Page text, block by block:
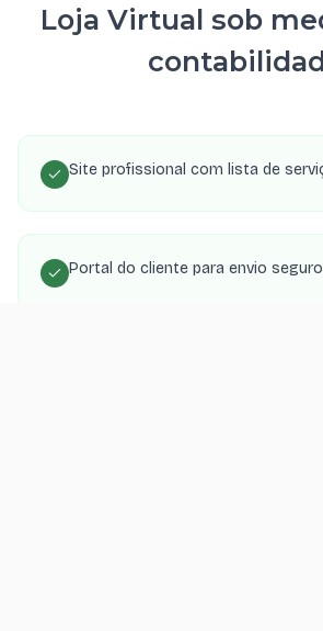
Loja Virtual sob
Site profissional com lista de
Portal do cliente para envio